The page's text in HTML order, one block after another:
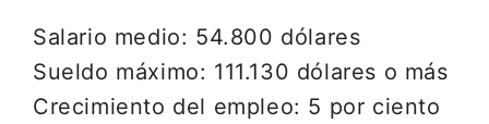
Salario medio: 54.800 dólares
Sueldo máximo: 111.130 dólares o más
Crecimiento del empleo: 5 por ciento